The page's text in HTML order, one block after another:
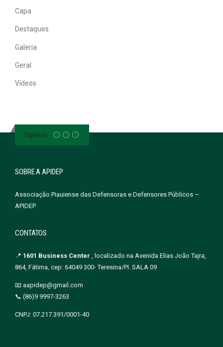
Capa
Destaques
Galeria
Geral
Vídeos
Siga-nos
SOBRE A APIDEP
Associação Piauiense das Defensoras e Defensores Públicos –
APIDEP
CONTATOS
📍 1601 Business Center , localizado na Avenida Elias João Tajra,
864, Fátima, cep: 64049 300- Teresina/PI. SALA 09
📧 aapidep@gmail.com
📞 (86)9 9997-3263
CNPJ: 07.217.391/0001-40